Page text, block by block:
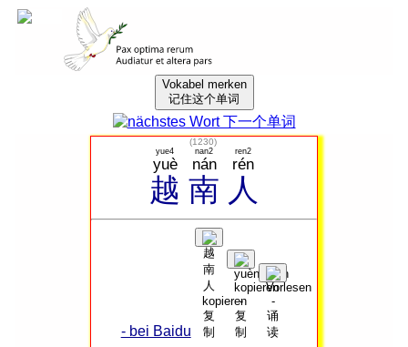
Vokabel merken
记住这个单词
(1230)
越
yuè
yue4
南
nán
nan2
人
rén
ren2
- bei Baidu